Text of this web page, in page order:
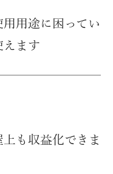
用途に困ってい
えます
も収益化できま